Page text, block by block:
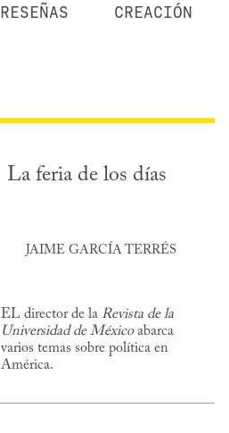
RESEÑAS CREACIÓN
La feria de los días
JAIME GARCÍA TERRÉS
EL director de la Revista de la
Universidad de Méxicoabarca
varios temas sobre política en
América.